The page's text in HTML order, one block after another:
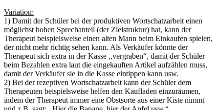
Variation:
1) Damit der Schüler bei der produktiven Wortschatzarbeit einen
möglichst hohen Sprechanteil (der Zielstruktur) hat, kann der
Therapeut beispielsweise einen alten Mann beim Einkaufen spielen,
der nicht mehr richtig sehen kann. Als Verkäufer könnte der
Therapeut sich extra in der Kasse ,,vergraben“, damit der Schüler
beim Bezahlen extra laut die eingekauften Artikel aufzählen muss,
damit der Verkäufer sie in die Kasse eintippen kann usw.
2) Bei der rezeptiven Wortschatzarbeit kann der Schüler dem
Therapeuten beispielsweise helfen den Kaufladen einzuräumen,
indem der Therapeut immer eine Obstsorte aus einer Kiste nimmt